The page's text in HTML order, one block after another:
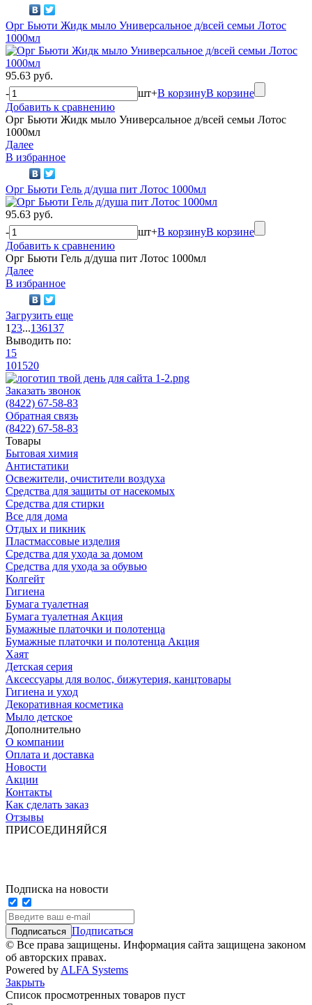
Орг Бьюти Жидк мыло Универсальное д/всей семьи Лотос
1000мл
95.63 руб.
-
шт+В корзинуВ корзине
Добавить к сравнению
Орг Бьюти Жидк мыло Универсальное д/всей семьи Лотос
1000мл
Далее
В избранное
Орг Бьюти Гель д/душа пит Лотос 1000мл
95.63 руб.
-
шт+В корзинуВ корзине
Добавить к сравнению
Орг Бьюти Гель д/душа пит Лотос 1000мл
Далее
В избранное
Загрузить еще
1 23...136137
Выводить по:
15
101520
Заказать звонок
(8422) 67-58-83
Обратная связь
(8422) 67-58-83
Товары
Бытовая химия
Антистатики
Освежители, очистители воздуха
Средства для защиты от насекомых
Средства для стирки
Все для дома
Отдых и пикник
Пластмассовые изделия
Средства для ухода за домом
Средства для ухода за обувью
Колгейт
Гигиена
Бумага туалетная
Бумага туалетная Акция
Бумажные платочки и полотенца
Бумажные платочки и полотенца Акция
Хаят
Детская серия
Аксессуары для волос, бижутерия, канцтовары
Гигиена и уход
Декоративная косметика
Мыло детское
Дополнительно
О компании
Оплата и доставка
Новости
Акции
Контакты
Как сделать заказ
Отзывы
ПРИСОЕДИНЯЙСЯ
Подписка на новости
Подписаться
© Все права защищены. Информация сайта защищена законом
об авторских правах.
Powered by ALFA Systems
Закрыть
Список просмотренных товаров пуст